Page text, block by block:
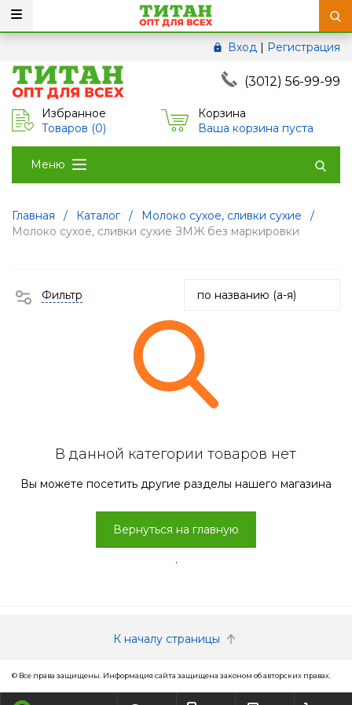
Вход | Регистрация
(3012) 56-99-99
Избранное
Товаров (0)
Корзина
Ваша корзина пуста
Меню
Главная / Каталог / Молоко сухое, сливки сухие
/
Молоко сухое, сливки сухие ЗМЖ без маркировки
Фильтр
В данной категории товаров нет
Вы можете посетить другие разделы нашего магазина
Вернуться на главную
.
К началу страницы
© Все права защищены. Информация сайта защищена законом об авторских правах.